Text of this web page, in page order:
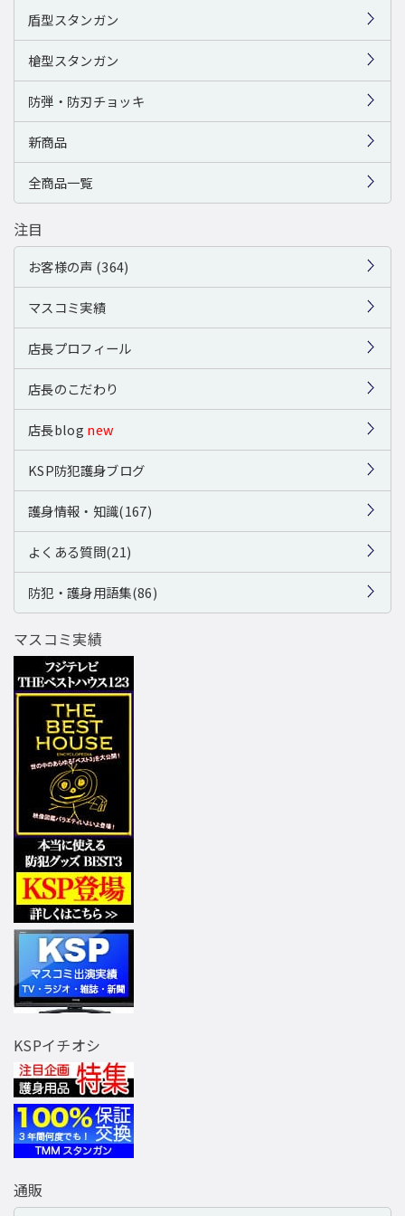
盾型スタンガン
槍型スタンガン
防弾・防刃チョッキ
新商品
全商品一覧
注目
お客様の声 (364)
マスコミ実績
店長プロフィール
店長のこだわり
店長blog new
KSP防犯護身ブログ
護身情報・知識(167)
よくある質問(21)
防犯・護身用語集(86)
マスコミ実績
KSPイチオシ
通販